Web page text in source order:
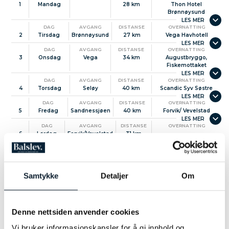
Samtykke Detaljer Om
Denne nettsiden anvender cookies
Se flere spennende sykkelturer her
Reisevilkår
1 Mandag 28 km
Thon Hotel
Brønnøysund
2
DAG
Tirsdag
AVGANG
Brønnøysund
DISTANSE
27 km
OVERNATTING
Vega Havhotell
3
DAG
Onsdag
AVGANG
Vega
DISTANSE
34 km
OVERNATTING
Augustbryggo,
Fiskemottaket
4
DAG
Torsdag
AVGANG
Seløy
DISTANSE
40 km
OVERNATTING
Scandic Syv Søstre
5
DAG
Fredag
AVGANG
Sandnessjøen
DISTANSE
40 km
OVERNATTING
Forvik/ Vevelstad
6
DAG
Lørdag
AVGANG
Forvik/Vevelstad
DISTANSE
31 km
OVERNATTING